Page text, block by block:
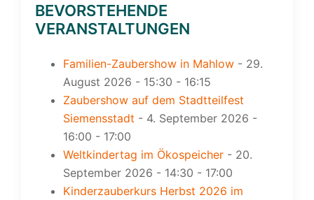
BEVORSTEHENDE
VERANSTALTUNGEN
Familien-Zaubershow in Mahlow - 29.
August 2026 - 15:30 - 16:15
Zaubershow auf dem Stadtteilfest
Siemensstadt - 4. September 2026 -
16:00 - 17:00
Weltkindertag im Ökospeicher - 20.
September 2026 - 14:30 - 17:00
Kinderzauberkurs Herbst 2026 im